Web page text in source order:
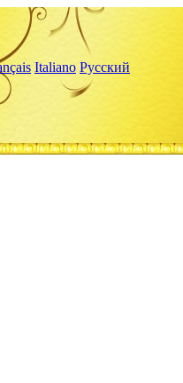
Italiano Русский